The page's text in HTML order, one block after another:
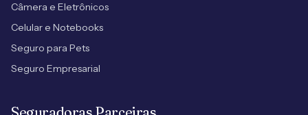
Câmera e Eletrônicos
Celular e Notebooks
Seguro para Pets
Seguro Empresarial